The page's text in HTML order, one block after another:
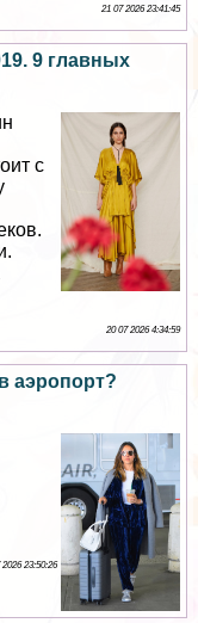
21 07 2026 23:41:45
9 главных
с
20 07 2026 4:34:59
аэропорт?
2026 23:50:26